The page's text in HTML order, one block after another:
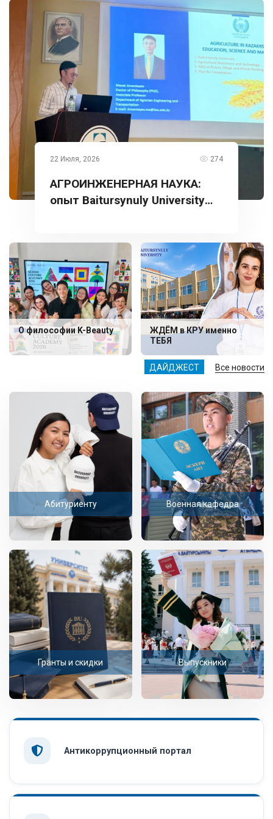
ДАЙДЖЕСТ Все новости
22 Июля, 2026 274
АГРОИНЖЕНЕРНАЯ НАУКА:
опыт Baitursynuly University
О философии K-Beauty
ЖДЁМ в КРУ именно
ТЕБЯ
Абитуриенту Военная кафедра
Гранты и скидки Выпускники
Антикоррупционный портал